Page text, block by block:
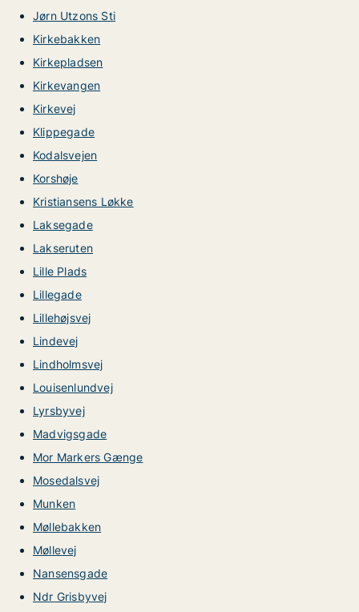
Jørn Utzons Sti
Kirkebakken
Kirkepladsen
Kirkevangen
Kirkevej
Klippegade
Kodalsvejen
Korshøje
Kristiansens Løkke
Laksegade
Lakseruten
Lille Plads
Lillegade
Lillehøjsvej
Lindevej
Lindholmsvej
Louisenlundvej
Lyrsbyvej
Madvigsgade
Mor Markers Gænge
Mosedalsvej
Munken
Møllebakken
Møllevej
Nansensgade
Ndr Grisbyvej